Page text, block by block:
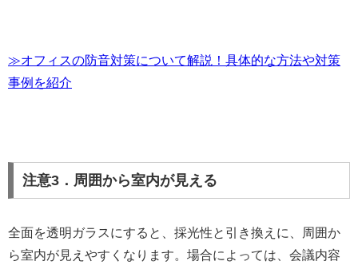
≫オフィスの防音対策について解説！具体的な方法や対策
事例を紹介
注意3．周囲から室内が見える
全面を透明ガラスにすると、採光性と引き換えに、周囲か
ら室内が見えやすくなります。場合によっては、会議内容